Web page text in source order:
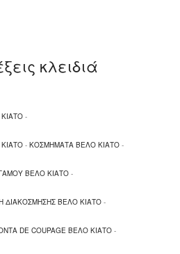
κλειδιά
-
- ΚΟΣΜΗΜΑΤΑ ΒΕΛΟ ΚΙΑΤΟ -
ΒΕΛΟ ΚΙΑΤΟ -
ΔΙΑΚΟΣΜΗΣΗΣ ΒΕΛΟ ΚΙΑΤΟ -
DE COUPAGE ΒΕΛΟ ΚΙΑΤΟ -